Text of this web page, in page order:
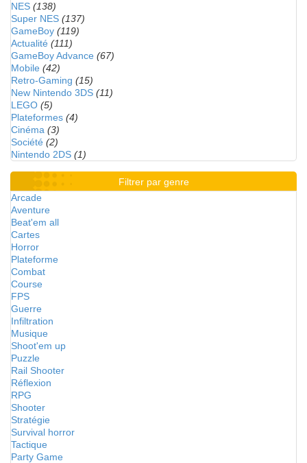
NES (138)
Super NES (137)
GameBoy (119)
Actualité (111)
GameBoy Advance (67)
Mobile (42)
Retro-Gaming (15)
New Nintendo 3DS (11)
LEGO (5)
Plateformes (4)
Cinéma (3)
Société (2)
Nintendo 2DS (1)
Filtrer par genre
Arcade
Aventure
Beat'em all
Cartes
Horror
Plateforme
Combat
Course
FPS
Guerre
Infiltration
Musique
Shoot'em up
Puzzle
Rail Shooter
Réflexion
RPG
Shooter
Stratégie
Survival horror
Tactique
Party Game